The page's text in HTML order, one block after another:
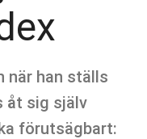
när han ställs
åt sig själv
förutsägbart: